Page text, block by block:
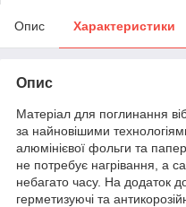
Опис Характеристики
Опис
Матеріал для поглинання
за найновішими
алюмінієвої фольги та
не потребує нагрівання, а
небагато часу. На додаток
герметизуючі та